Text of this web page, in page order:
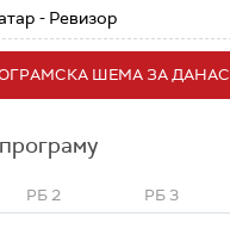
- Ревизор
ШЕМА ЗА ДАНАС
РБ 2 РБ 3